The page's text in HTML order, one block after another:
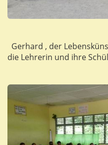
Gerhard , der
die Lehrerin und ihre